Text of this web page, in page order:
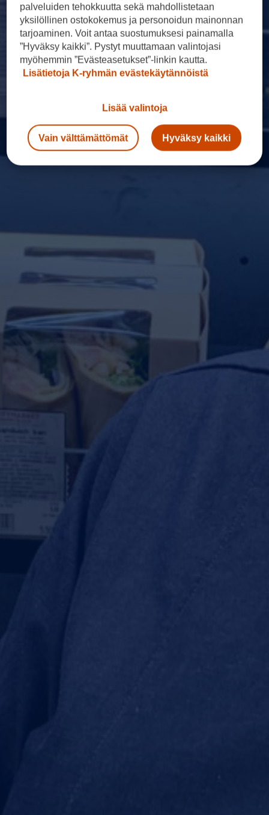
palveluiden tehokkuutta sekä mahdollistetaan
yksilöllinen ostokokemus ja personoidun mainonnan
tarjoaminen. Voit antaa suostumuksesi painamalla
”Hyväksy kaikki”. Pystyt muuttamaan valintojasi
myöhemmin ”Evästeasetukset”-linkin kautta.
Lisätietoja K-ryhmän evästekäytännöistä
Lisää valintoja
Vain välttämättömät Hyväksy kaikki